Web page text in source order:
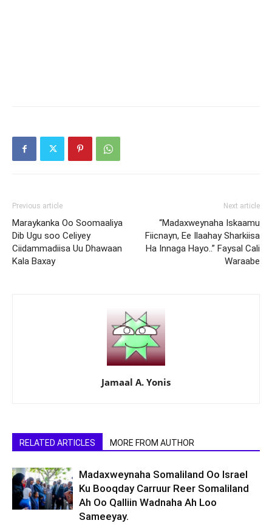
Previous article
Maraykanka Oo Soomaaliya
Dib Ugu soo Celiyey
Ciidammadiisa Uu Dhawaan
Kala Baxay
Next article
“Madaxweynaha Iskaamu
Fiicnayn, Ee Ilaahay Sharkiisa
Ha Innaga Hayo..” Faysal Cali
Waraabe
Jamaal A. Yonis
RELATED ARTICLES MORE FROM AUTHOR
Madaxweynaha Somaliland Oo Israel
Ku Booqday Carruur Reer Somaliland
Ah Oo Qalliin Wadnaha Ah Loo
Sameeyay.